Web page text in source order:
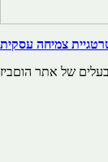
צמיחה עסקית
של אתר הוםביז